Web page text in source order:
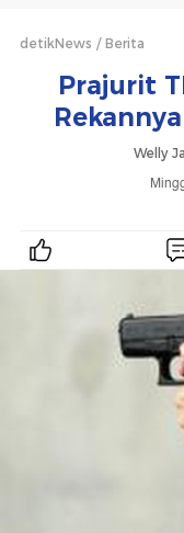
detikNews Berita
Prajurit
Welly